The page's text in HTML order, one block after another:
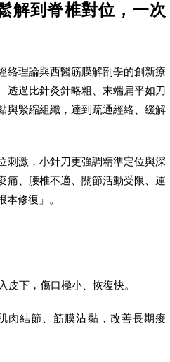
解到脊椎對位，一次
絡理論與西醫筋膜解剖學的創新療
透過比針灸針略粗、末端扁平如刀
與緊縮組織，達到疏通經絡、緩解
刺激，小針刀更強調精準定位與深
痛、腰椎不適、關節活動受限、運
修復」。
皮下，傷口極小、恢復快。
肉結節、筋膜沾黏，改善長期痠